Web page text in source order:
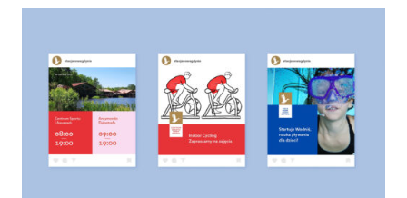
Refleksje
Proces
Kontakt
Indeks